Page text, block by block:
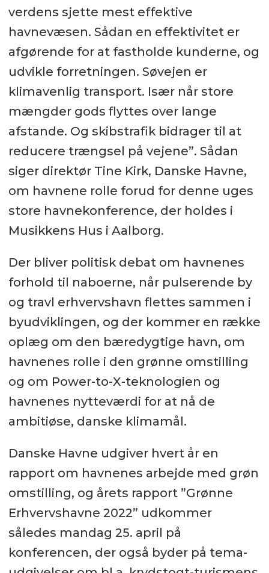
verdens sjette mest effektive
havnevæsen. Sådan en effektivitet er
afgørende for at fastholde kunderne, og
udvikle forretningen. Søvejen er
klimavenlig transport. Især når store
mængder gods flyttes over lange
afstande. Og skibstrafik bidrager til at
reducere trængsel på vejene”. Sådan
siger direktør Tine Kirk, Danske Havne,
om havnene rolle forud for denne uges
store havnekonference, der holdes i
Musikkens Hus i Aalborg.
Der bliver politisk debat om havnenes
forhold til naboerne, når pulserende by
og travl erhvervshavn flettes sammen i
byudviklingen, og der kommer en række
oplæg om den bæredygtige havn, om
havnenes rolle i den grønne omstilling
og om Power-to-X-teknologien og
havnenes nytteværdi for at nå de
ambitiøse, danske klimamål.
Danske Havne udgiver hvert år en
rapport om havnenes arbejde med grøn
omstilling, og årets rapport ”Grønne
Erhvervshavne 2022” udkommer
således mandag 25. april på
konferencen, der også byder på tema-